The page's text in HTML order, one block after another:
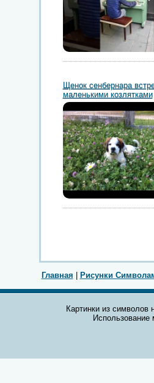
Щенок сенбернара
маленькими козлятками
Главная Рисунки
Картинки из символов
Использование